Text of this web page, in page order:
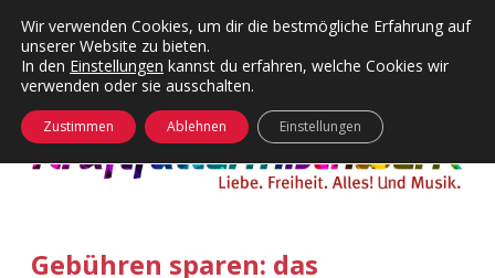
Kategorien
Menü
24 Hours Chilling
Die Wende
KFMW-Disco
KFMW-Disco
Dates
Contact
öffnen
Gebühren sparen: das
Wir verwenden Cookies, um dir die bestmögliche Erfahrung auf
unserer Website zu bieten.
In den Einstellungen kannst du erfahren, welche Cookies wir
verwenden oder sie ausschalten.
Zustimmen Ablehnen Einstellungen